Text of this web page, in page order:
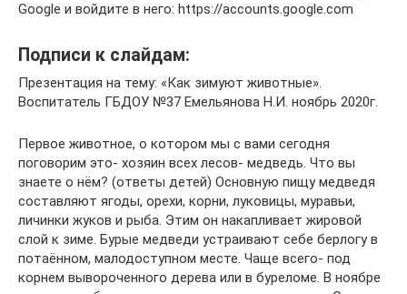
Google и войдите в него: https://accounts.google.com
Подписи к слайдам:
Презентация на тему: «Как зимуют животные».
Воспитатель ГБДОУ №37 Емельянова Н.И. ноябрь 2020г.
Первое животное, о котором мы с вами сегодня
поговорим это- хозяин всех лесов- медведь. Что вы
знаете о нём? (ответы детей) Основную пищу медведя
составляют ягоды, орехи, корни, луковицы, муравьи,
личинки жуков и рыба. Этим он накапливает жировой
слой к зиме. Бурые медведи устраивают себе берлогу в
потаённом, малодоступном месте. Чаще всего- под
корнем вывороченного дерева или в буреломе. В ноябре